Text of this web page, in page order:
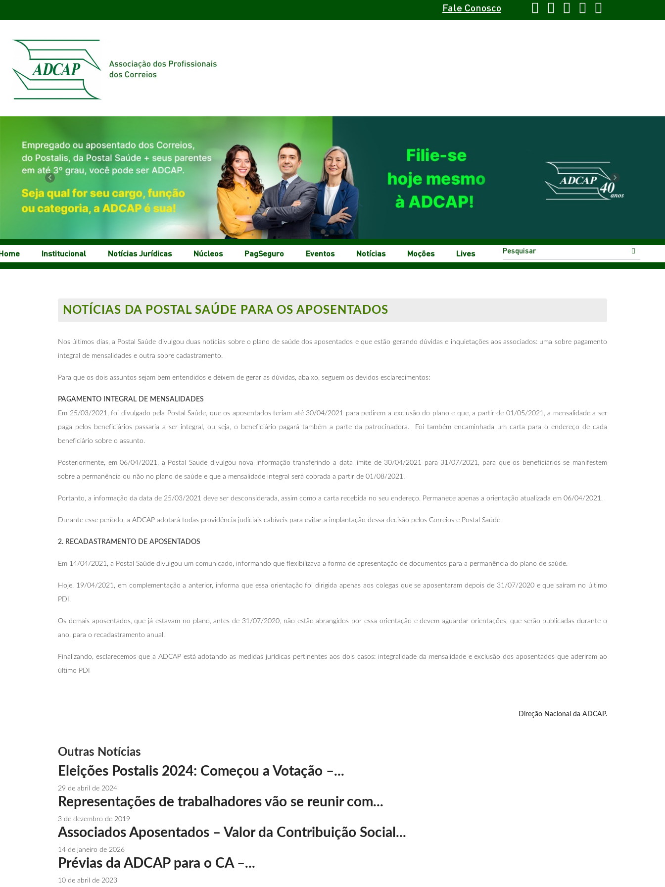
Fale Conosco
Previous Next
Institucional Notícias Jurídicas Núcleos PagSeguro Eventos Notícias Moções Lives
NOTÍCIAS DA POSTAL SAÚDE PARA OS APOSENTADOS
Nos últimos dias, a Postal Saúde divulgou duas notícias sobre o plano de saúde dos aposentados e que estão gerando dúvidas e inquietações aos associados: uma sobre pagamento
integral de mensalidades e outra sobre cadastramento.
Para que os dois assuntos sejam bem entendidos e deixem de gerar as dúvidas, abaixo, seguem os devidos esclarecimentos:
PAGAMENTO INTEGRAL DE MENSALIDADES
Em 25/03/2021, foi divulgado pela Postal Saúde, que os aposentados teriam até 30/04/2021 para pedirem a exclusão do plano e que, a partir de 01/05/2021, a mensalidade a ser
paga pelos beneficiários passaria a ser integral, ou seja, o beneficiário pagará também a parte da patrocinadora. Foi também encaminhada um carta para o endereço de cada
beneficiário sobre o assunto.
Posteriormente, em 06/04/2021, a Postal Saude divulgou nova informação transferindo a data limite de 30/04/2021 para 31/07/2021, para que os beneficiários se manifestem
sobre a permanência ou não no plano de saúde e que a mensalidade integral será cobrada a partir de 01/08/2021.
Portanto, a informação da data de 25/03/2021 deve ser desconsiderada, assim como a carta recebida no seu endereço. Permanece apenas a orientação atualizada em 06/04/2021.
Durante esse período, a ADCAP adotará todas providência judiciais cabíveis para evitar a implantação dessa decisão pelos Correios e Postal Saúde.
2. RECADASTRAMENTO DE APOSENTADOS
Em 14/04/2021, a Postal Saúde divulgou um comunicado, informando que flexibilizava a forma de apresentação de documentos para a permanência do plano de saúde.
Hoje, 19/04/2021, em complementação a anterior, informa que essa orientação foi dirigida apenas aos colegas que se aposentaram depois de 31/07/2020 e que saíram no último
PDI.
Os demais aposentados, que já estavam no plano, antes de 31/07/2020, não estão abrangidos por essa orientação e devem aguardar orientações, que serão publicadas durante o
ano, para o recadastramento anual.
Finalizando, esclarecemos que a ADCAP está adotando as medidas jurídicas pertinentes aos dois casos: integralidade da mensalidade e exclusão dos aposentados que aderiram ao
último PDI
Direção Nacional da ADCAP.
Outras Notícias
Eleições Postalis 2024: Começou a Votação –...
29 de abril de 2024
Representações de trabalhadores vão se reunir com...
3 de dezembro de 2019
Associados Aposentados – Valor da Contribuição Social...
14 de janeiro de 2026
Prévias da ADCAP para o CA –...
10 de abril de 2023